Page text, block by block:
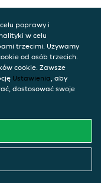
poprawy i
w celu
trzecimi. Używamy
od osób trzecich.
cookie. Zawsze
Ustawienia, aby
dostosować swoje